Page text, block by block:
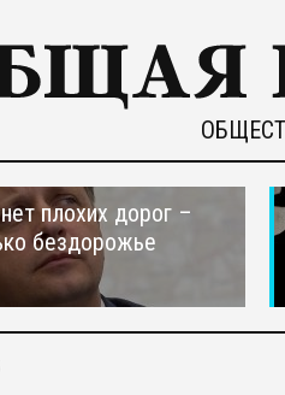
плохих дорог –
бездорожье